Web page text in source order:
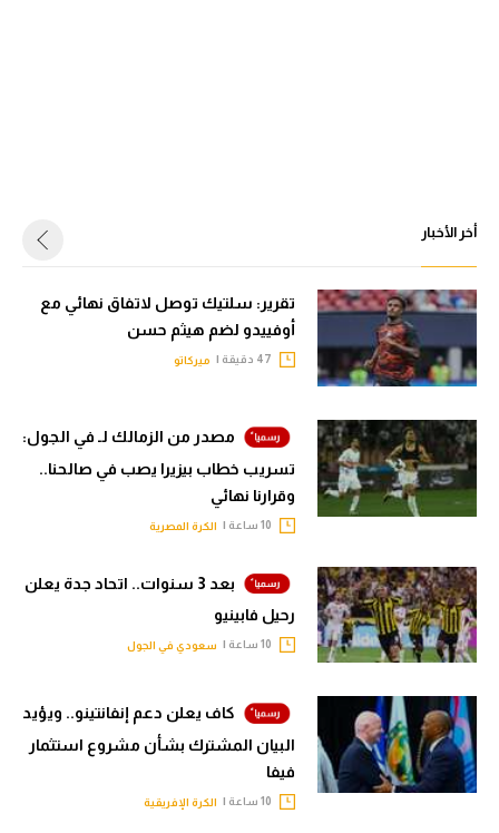
أخر الأخبار
تقرير: سلتيك توصل لاتفاق نهائي مع
أوفييدو لضم هيثم حسن
ميركاتو
مصدر من الزمالك لـ في الجول:
تسريب خطاب بيزيرا يصب في صالحنا..
وقرارنا نهائي
الكرة المصرية
بعد 3 سنوات.. اتحاد جدة يعلن
رحيل فابينيو
سعودي في الجول
كاف يعلن دعم إنفانتينو.. ويؤيد
البيان المشترك بشأن مشروع استثمار
فيفا
الكرة الإفريقية